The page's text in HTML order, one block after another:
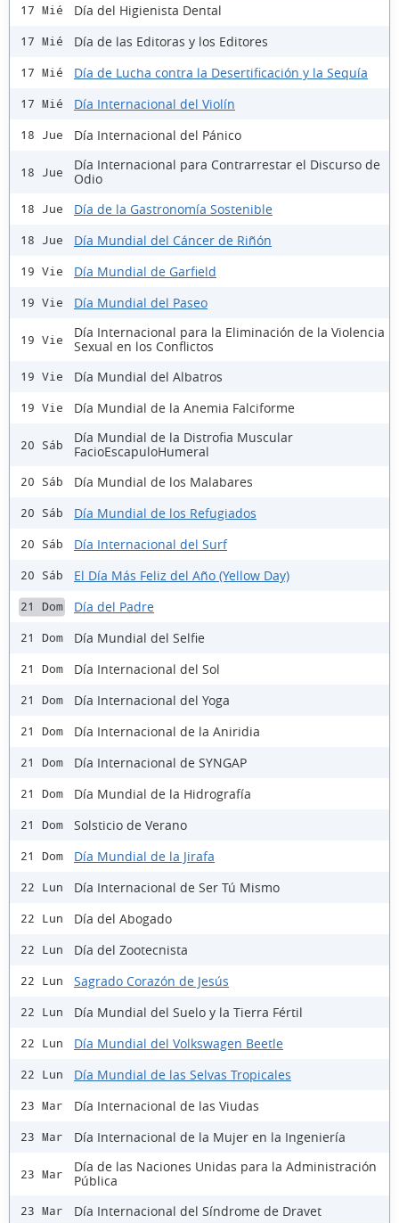
17 Mié Día del Higienista Dental
17 Mié Día de las Editoras y los Editores
17 Mié Día de Lucha contra la Desertificación y la Sequía
17 Mié Día Internacional del Violín
18 Jue Día Internacional del Pánico
18 Jue
Día Internacional para Contrarrestar el Discurso de
Odio
18 Jue Día de la Gastronomía Sostenible
18 Jue Día Mundial del Cáncer de Riñón
19 Vie Día Mundial de Garfield
19 Vie Día Mundial del Paseo
19 Vie
Día Internacional para la Eliminación de la Violencia
Sexual en los Conflictos
19 Vie Día Mundial del Albatros
19 Vie Día Mundial de la Anemia Falciforme
20 Sáb
Día Mundial de la Distrofia Muscular
FacioEscapuloHumeral
20 Sáb Día Mundial de los Malabares
20 Sáb Día Mundial de los Refugiados
20 Sáb Día Internacional del Surf
20 Sáb El Día Más Feliz del Año (Yellow Day)
21 Dom Día del Padre
21 Dom Día Mundial del Selfie
21 Dom Día Internacional del Sol
21 Dom Día Internacional del Yoga
21 Dom Día Internacional de la Aniridia
21 Dom Día Internacional de SYNGAP
21 Dom Día Mundial de la Hidrografía
21 Dom Solsticio de Verano
21 Dom Día Mundial de la Jirafa
22 Lun Día Internacional de Ser Tú Mismo
22 Lun Día del Abogado
22 Lun Día del Zootecnista
22 Lun Sagrado Corazón de Jesús
22 Lun Día Mundial del Suelo y la Tierra Fértil
22 Lun Día Mundial del Volkswagen Beetle
22 Lun Día Mundial de las Selvas Tropicales
23 Mar Día Internacional de las Viudas
23 Mar Día Internacional de la Mujer en la Ingeniería
23 Mar
Día de las Naciones Unidas para la Administración
Pública
23 Mar Día Internacional del Síndrome de Dravet